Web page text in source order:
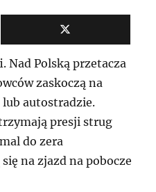
Nad Polską przetacza
zaskoczą na
autostradzie.
presji strug
do zera
na zjazd na pobocze